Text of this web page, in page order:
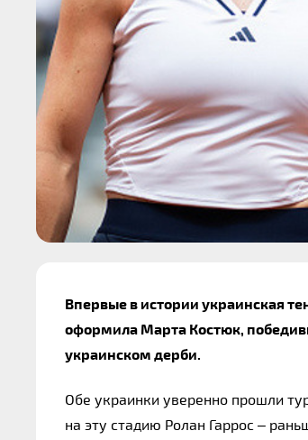
Впервые в истории украинская
оформила Марта Костюк,
украинском дерби.
Обе украинки уверенно прошли
на эту стадию Ролан Гаррос –